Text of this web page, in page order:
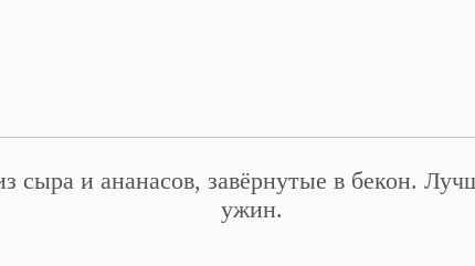
сыра и ананасов, завёрнутые в бекон.
ужин.